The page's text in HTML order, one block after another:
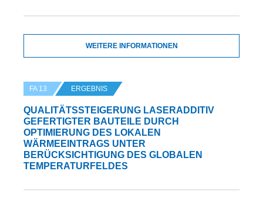
WEITERE INFORMATIONEN
FA 13 ERGEBNIS
QUALITÄTSSTEIGERUNG LASERADDITIV
GEFERTIGTER BAUTEILE DURCH
OPTIMIERUNG DES LOKALEN
WÄRMEEINTRAGS UNTER
BERÜCKSICHTIGUNG DES GLOBALEN
TEMPERATURFELDES